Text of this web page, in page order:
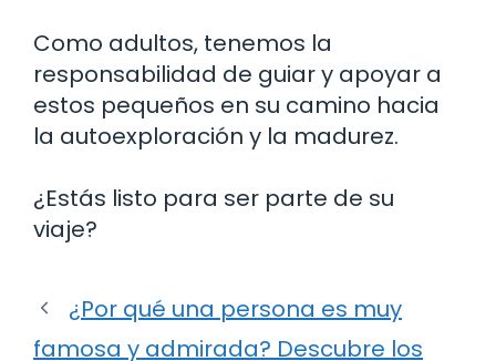
Como adultos, tenemos la
responsabilidad de guiar y apoyar a
estos pequeños en su camino hacia
la autoexploración y la madurez.
¿Estás listo para ser parte de su
viaje?
¿Por qué una persona es muy
famosa y admirada? Descubre los